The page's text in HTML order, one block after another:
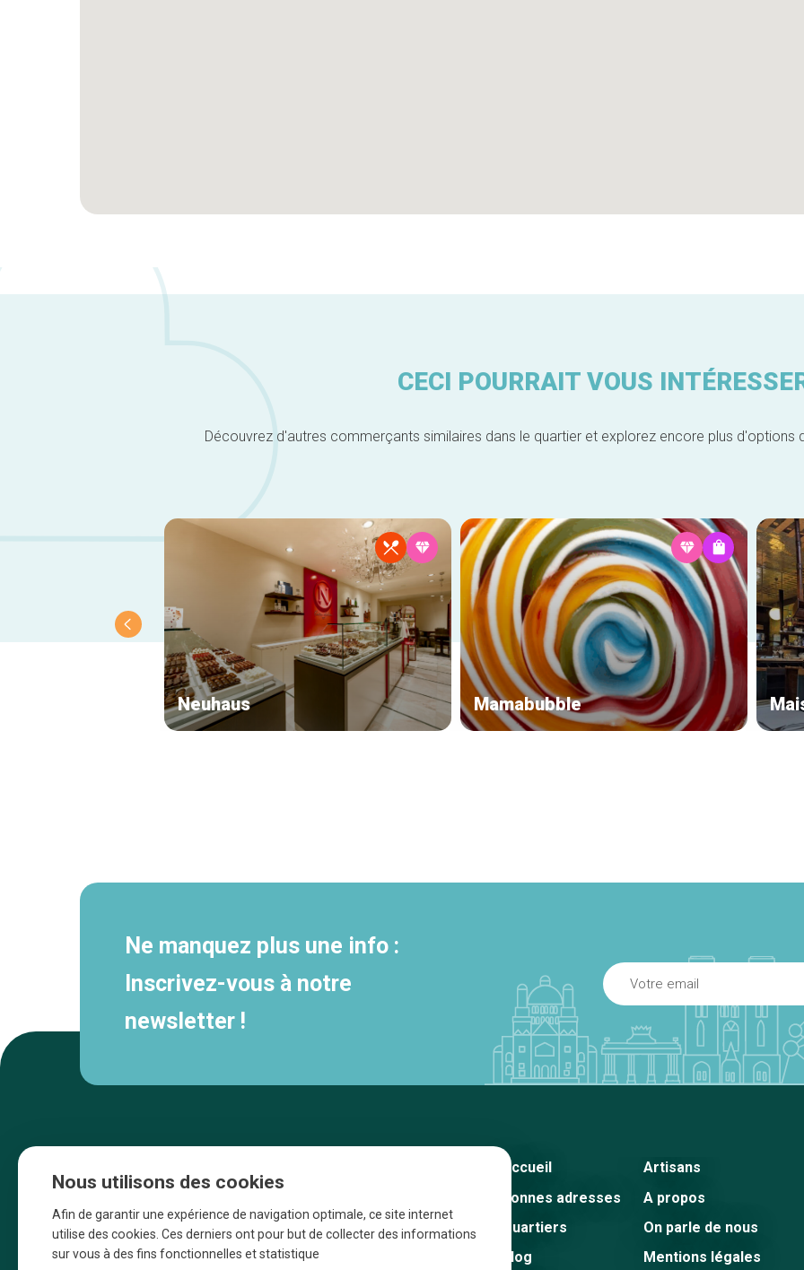
CECI POURRAIT VOUS
Découvrez d'autres commerçants similaires dans le quartier et explorez encore plus d'options
Neuhaus Mamabubble
Ne manquez plus une info :
Inscrivez-vous à notre
newsletter !
Accueil
Bonnes adresses
Quartiers
Blog
Artisans
A propos
On parle de nous
Mentions légales
Nous utilisons des cookies
Afin de garantir une expérience de navigation optimale, ce site internet
utilise des cookies. Ces derniers ont pour but de collecter des informations
sur vous à des fins fonctionnelles et statistique